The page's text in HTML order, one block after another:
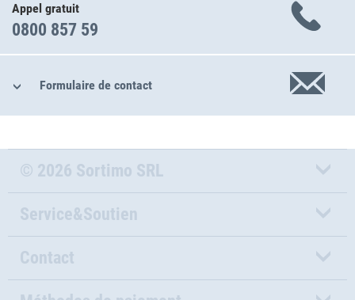
Appel gratuit
0800 857 59
Formulaire de contact
© 2026 Sortimo SRL
Service&Soutien
Contact